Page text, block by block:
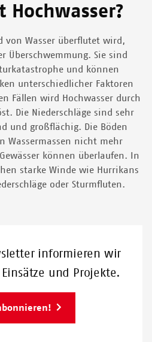
Hochwasser?
von Wasser überflutet wird,
Überschwemmung. Sie sind
und können
unterschiedlicher Faktoren
Fällen wird Hochwasser durch
Die Niederschläge sind sehr
und großflächig. Die Böden
Wassermassen nicht mehr
können überlaufen. In
starke Winde wie Hurrikans
oder Sturmfluten.
informieren wir
und Projekte.